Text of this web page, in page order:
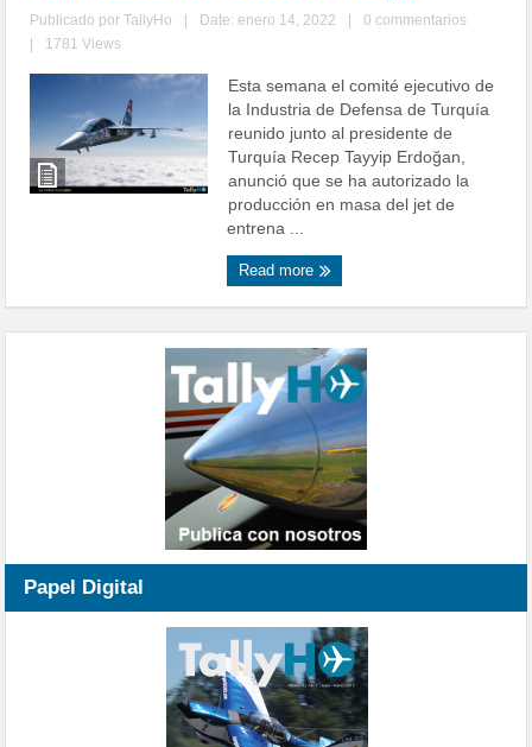
Publicado porTallyHo Date: enero 14, 2022
0 commentarios
1781 Views
Esta semana el comité ejecutivo de
la Industria de Defensa de Turquía
reunido junto al presidente de
Turquía Recep Tayyip Erdoğan,
anunció que se ha autorizado la
producción en masa del jet de
entrena ...
Read more
Papel Digital